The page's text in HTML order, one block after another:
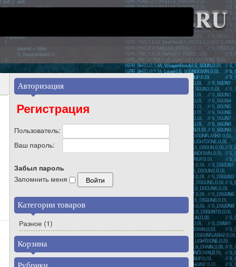
Авторизация
Регистрация
Пользователь:
Ваш пароль:
Забыл пароль
Запомнить меня
Категории товаров
Разное (1)
Корзина